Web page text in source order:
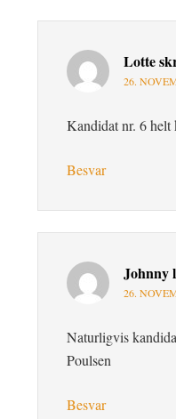
Lotte
26.
Kandidat nr. 6 helt
Besvar
Johnny
26.
Naturligvis
Poulsen
Besvar